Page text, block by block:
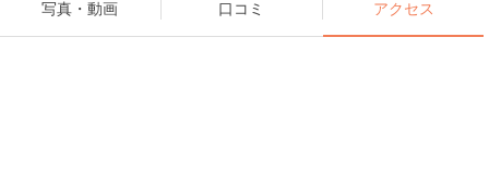
写真・動画 口コミ アクセス